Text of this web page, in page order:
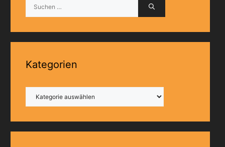
nach:
Kategorien